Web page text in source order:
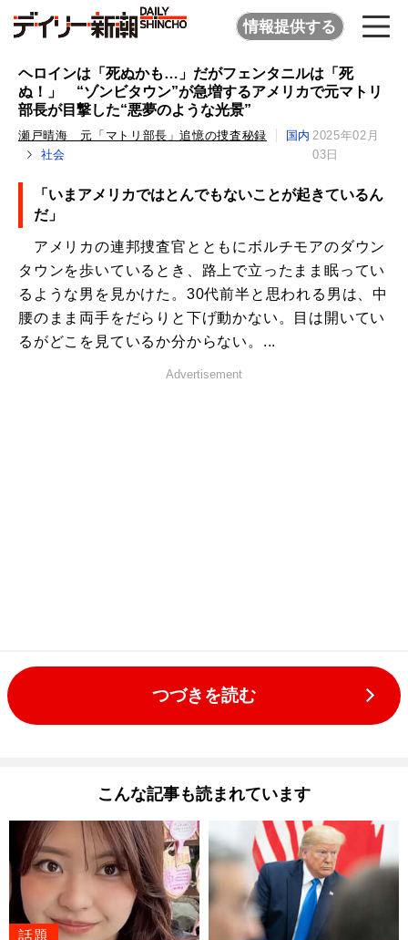
情報提供する
ヘロインは「死ぬかも…」だがフェンタニルは「死
ぬ！」 “ゾンビタウン”が急増するアメリカで元マトリ
部長が目撃した“悪夢のような光景”
瀬戸晴海 元「マトリ部長」追憶の捜査秘録
国内
社会
2025年02月
03日
「いまアメリカではとんでもないことが起きているん
だ」
アメリカの連邦捜査官とともにボルチモアのダウン
タウンを歩いているとき、路上で立ったまま眠ってい
るような男を見かけた。30代前半と思われる男は、中
腰のまま両手をだらりと下げ動かない。目は開いてい
るがどこを見ているか分からない。...
Advertisement
つづきを読む
こんな記事も読まれています
話題